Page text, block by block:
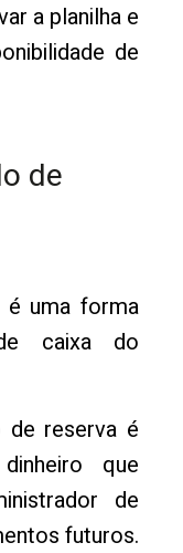
a planilha e
de
de
é uma forma
caixa do
de reserva é
que
de
futuros.